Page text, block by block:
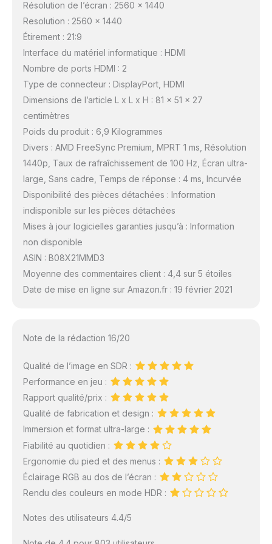
Résolution de l’écran : 2560 x 1440
Resolution : 2560 x 1440
Étirement : 21:9
Interface du matériel informatique : HDMI
Nombre de ports HDMI : 2
Type de connecteur : DisplayPort, HDMI
Dimensions de l’article L x L x H : 81 x 51 x 27
centimètres
Poids du produit : 6,9 Kilogrammes
Divers : AMD FreeSync Premium, MPRT 1 ms, Résolution
1440p, Taux de rafraîchissement de 100 Hz, Écran ultra-
large, Sans cadre, Temps de réponse : 4 ms, Incurvée
Disponibilité des pièces détachées : Information
indisponible sur les pièces détachées
Mises à jour logicielles garanties jusqu’à : Information
non disponible
ASIN : B08X21MMD3
Moyenne des commentaires client : 4,4 sur 5 étoiles
Date de mise en ligne sur Amazon.fr : 19 février 2021
Note de la rédaction 16/20
Qualité de l’image en SDR :
Performance en jeu :
Rapport qualité/prix :
Qualité de fabrication et design :
Immersion et format ultra-large :
Fiabilité au quotidien :
Ergonomie du pied et des menus :
Éclairage RGB au dos de l’écran :
Rendu des couleurs en mode HDR :
Notes des utilisateurs 4.4/5